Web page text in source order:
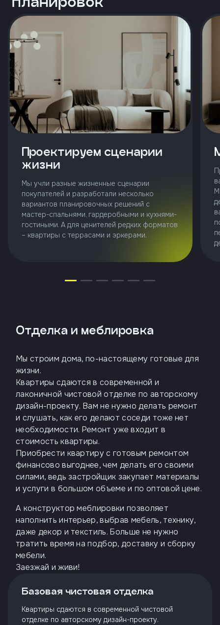
Проектируем сценарии
жизни
Мы учли разные жизненные сценарии
покупателей и разработали несколько
вариантов планировочных решений с
мастер-спальнями, гардеробными и кухнями-
гостиными. А для ценителей редких форматов
– квартиры с террасами и эркерами.
Отделка и меблировка
Мы строим дома, по-настоящему готовые для
жизни.
Квартиры сдаются в современной и
лаконичной чистовой отделке по авторскому
дизайн-проекту. Вам не нужно делать ремонт
и слушать, как его делают соседи тоже нет
необходимости. Ремонт уже входит в
стоимость квартиры.
Приобрести квартиру с готовым ремонтом
финансово выгоднее, чем делать его своими
силами, ведь застройщик закупает материалы
и услуги в большом объеме и по оптовой цене.
А конструктор меблировки позволяет
наполнить интерьер, выбрав мебель, технику,
даже декор и текстиль. Больше не нужно
тратить время на подбор, доставку и сборку
мебели.
Заезжай и живи!
Базовая чистовая отделка
Квартиры сдаются в современной чистовой
отделке по авторскому дизайн-проекту.
с
условиями
конфиденциальности
(343)
Заказать
звонок